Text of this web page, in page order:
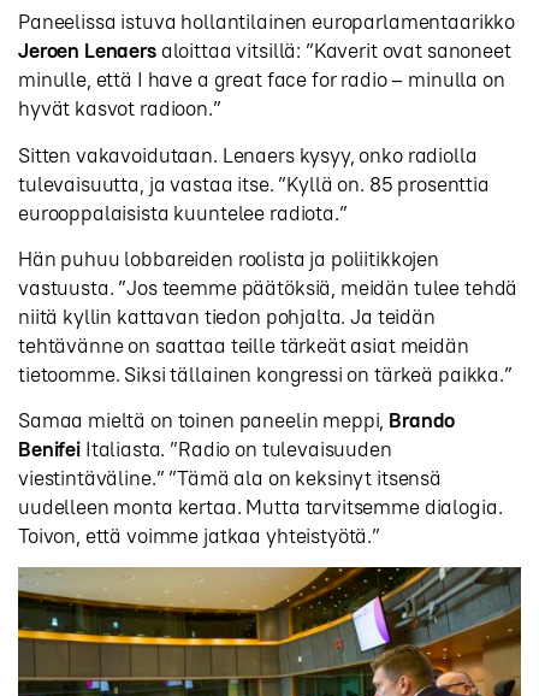
Paneelissa istuva hollantilainen europarlamentaarikko
Jeroen Lenaersaloittaa vitsillä: ”Kaverit ovat sanoneet
minulle, että I have a great face for radio – minulla on
hyvät kasvot radioon.”
Sitten vakavoidutaan. Lenaers kysyy, onko radiolla
tulevaisuutta, ja vastaa itse. ”Kyllä on. 85 prosenttia
eurooppalaisista kuuntelee radiota.”
Hän puhuu lobbareiden roolista ja poliitikkojen
vastuusta. ”Jos teemme päätöksiä, meidän tulee tehdä
niitä kyllin kattavan tiedon pohjalta. Ja teidän
tehtävänne on saattaa teille tärkeät asiat meidän
tietoomme. Siksi tällainen kongressi on tärkeä paikka.”
Samaa mieltä on toinen paneelin meppi, Brando
BenifeiItaliasta. ”Radio on tulevaisuuden
viestintäväline.” ”Tämä ala on keksinyt itsensä
uudelleen monta kertaa. Mutta tarvitsemme dialogia.
Toivon, että voimme jatkaa yhteistyötä.”